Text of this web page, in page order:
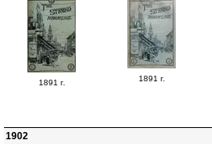
1891 г. 1891 г.
1902